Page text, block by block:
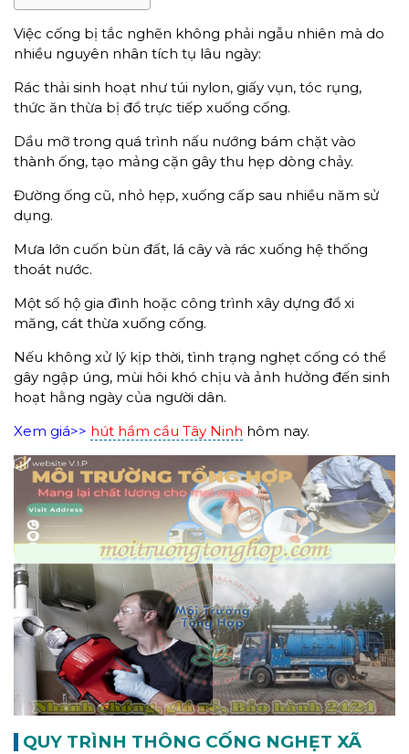
Việc cống bị tắc nghẽn không phải ngẫu nhiên mà do
nhiều nguyên nhân tích tụ lâu ngày:
Rác thải sinh hoạt như túi nylon, giấy vụn, tóc rụng,
thức ăn thừa bị đổ trực tiếp xuống cống.
Dầu mỡ trong quá trình nấu nướng bám chặt vào
thành ống, tạo mảng cặn gây thu hẹp dòng chảy.
Đường ống cũ, nhỏ hẹp, xuống cấp sau nhiều năm sử
dụng.
Mưa lớn cuốn bùn đất, lá cây và rác xuống hệ thống
thoát nước.
Một số hộ gia đình hoặc công trình xây dựng đổ xi
măng, cát thừa xuống cống.
Nếu không xử lý kịp thời, tình trạng nghẹt cống có thể
gây ngập úng, mùi hôi khó chịu và ảnh hưởng đến sinh
hoạt hằng ngày của người dân.
Xem giá>> hút hầm cầu Tây Ninh hôm nay.
QUY TRÌNH THÔNG CỐNG NGHẸT XÃ